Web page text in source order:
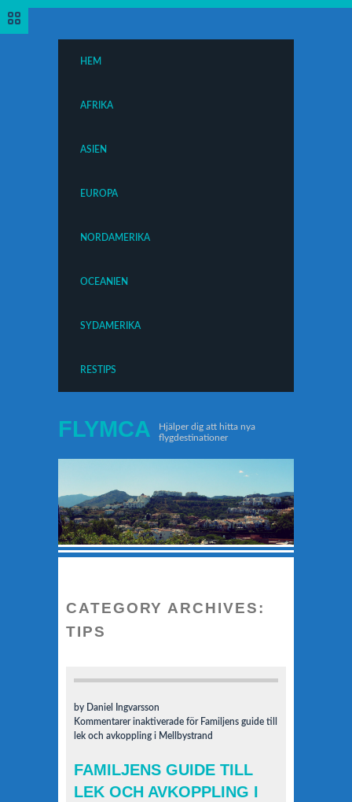
HEM
AFRIKA
ASIEN
EUROPA
NORDAMERIKA
OCEANIEN
SYDAMERIKA
RESTIPS
FLYMCA
Hjälper dig att hitta nya
flygdestinationer
CATEGORY ARCHIVES:
TIPS
by Daniel Ingvarsson
Kommentarer inaktiverade för Familjens guide till
lek och avkoppling i Mellbystrand
FAMILJENS GUIDE TILL
LEK OCH AVKOPPLING I